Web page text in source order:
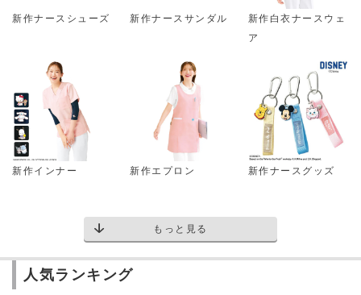
新作ナースシューズ 新作ナースサンダル
新作白衣ナースウェ
ア
新作インナー 新作エプロン 新作ナースグッズ
もっと見る
人気ランキング